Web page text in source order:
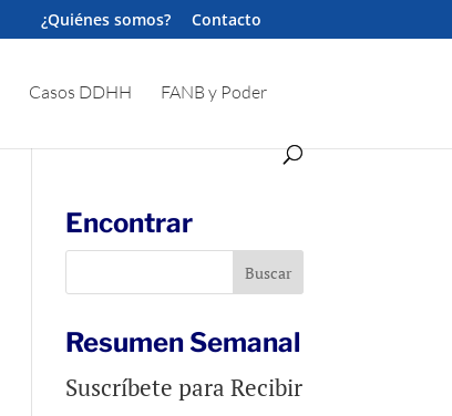
¿Quiénes somos? Contacto
Casos DDHH FANB y Poder
Encontrar
Resumen Semanal
Suscríbete para Recibir